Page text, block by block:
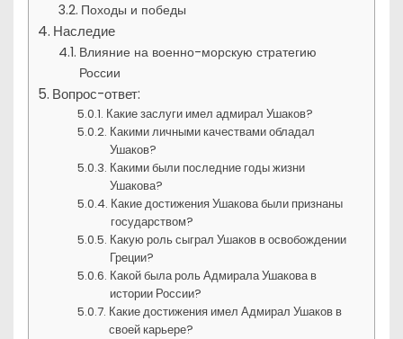
Походы и победы
Наследие
Влияние на военно-морскую стратегию
России
Вопрос-ответ:
Какие заслуги имел адмирал Ушаков?
Какими личными качествами обладал
Ушаков?
Какими были последние годы жизни
Ушакова?
Какие достижения Ушакова были признаны
государством?
Какую роль сыграл Ушаков в освобождении
Греции?
Какой была роль Адмирала Ушакова в
истории России?
Какие достижения имел Адмирал Ушаков в
своей карьере?